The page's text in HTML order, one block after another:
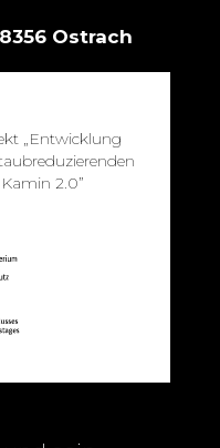
Ostrach
„Entwicklung
2.0”